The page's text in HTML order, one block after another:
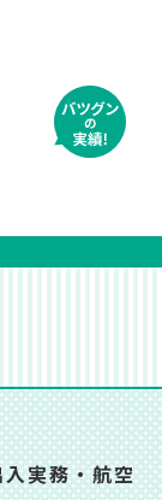
入実務・航空